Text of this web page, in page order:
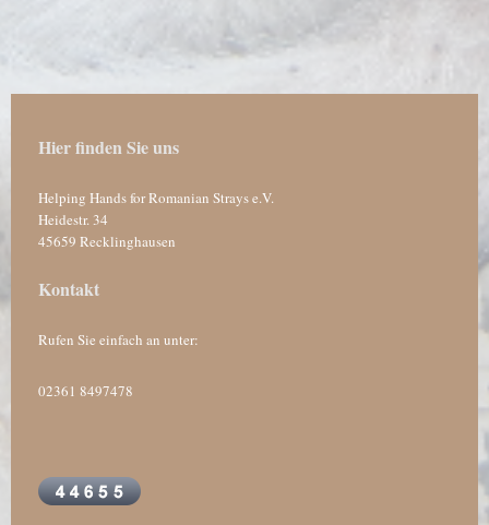
Hier finden Sie uns
Helping Hands for Romanian Strays e.V.
Heidestr.34
45659 Recklinghausen
Kontakt
Rufen Sie einfach an unter:
02361 8497478